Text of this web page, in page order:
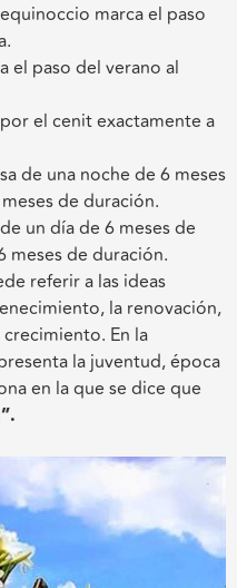
marca el paso
el paso del verano al
el cenit exactamente a
de una noche de 6 meses
de duración.
un día de 6 meses de
meses de duración.
referir a las ideas
la renovación,
En la
la juventud, época
en la que se dice que